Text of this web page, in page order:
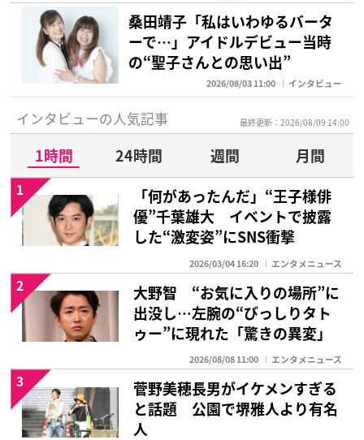
桑田靖子「私はいわゆるバータ
ーで…」アイドルデビュー当時
の“聖子さんとの思い出”
2026/08/03 11:00 インタビュー
インタビューの人気記事 最終更新：2026/08/09 14:00
1時間 24時間 週間
月間
「何があったんだ」“王子様俳
優”千葉雄大 イベントで披露
した“激変姿”にSNS衝撃
2026/03/04 16:20 エンタメニュース
1
大野智 “お気に入りの場所”に
出没し…左腕の“びっしりタト
ゥー”に現れた「驚きの異変」
2026/08/08 11:00 エンタメニュース
2
菅野美穂長男がイケメンすぎる
と話題 公園で堺雅人より有名
人
3